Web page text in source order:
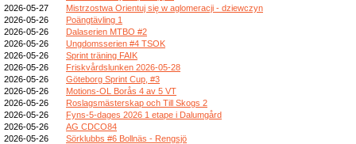
2026-05-27
Mistrzostwa Orientuj się w aglomeracji - dziewczyn
2026-05-26
Poängtävling 1
2026-05-26
Dalaserien MTBO #2
2026-05-26
Ungdomsserien #4 TSOK
2026-05-26
Sprint träning FAIK
2026-05-26
Friskvårdslunken 2026-05-28
2026-05-26
Göteborg Sprint Cup, #3
2026-05-26
Motions-OL Borås 4 av 5 VT
2026-05-26
Roslagsmästerskap och Till Skogs 2
2026-05-26
Fyns-5-dages 2026 1 etape i Dalumgård
2026-05-26
AG CDCO84
2026-05-26
Sörklubbs #6 Bollnäs - Rengsjö